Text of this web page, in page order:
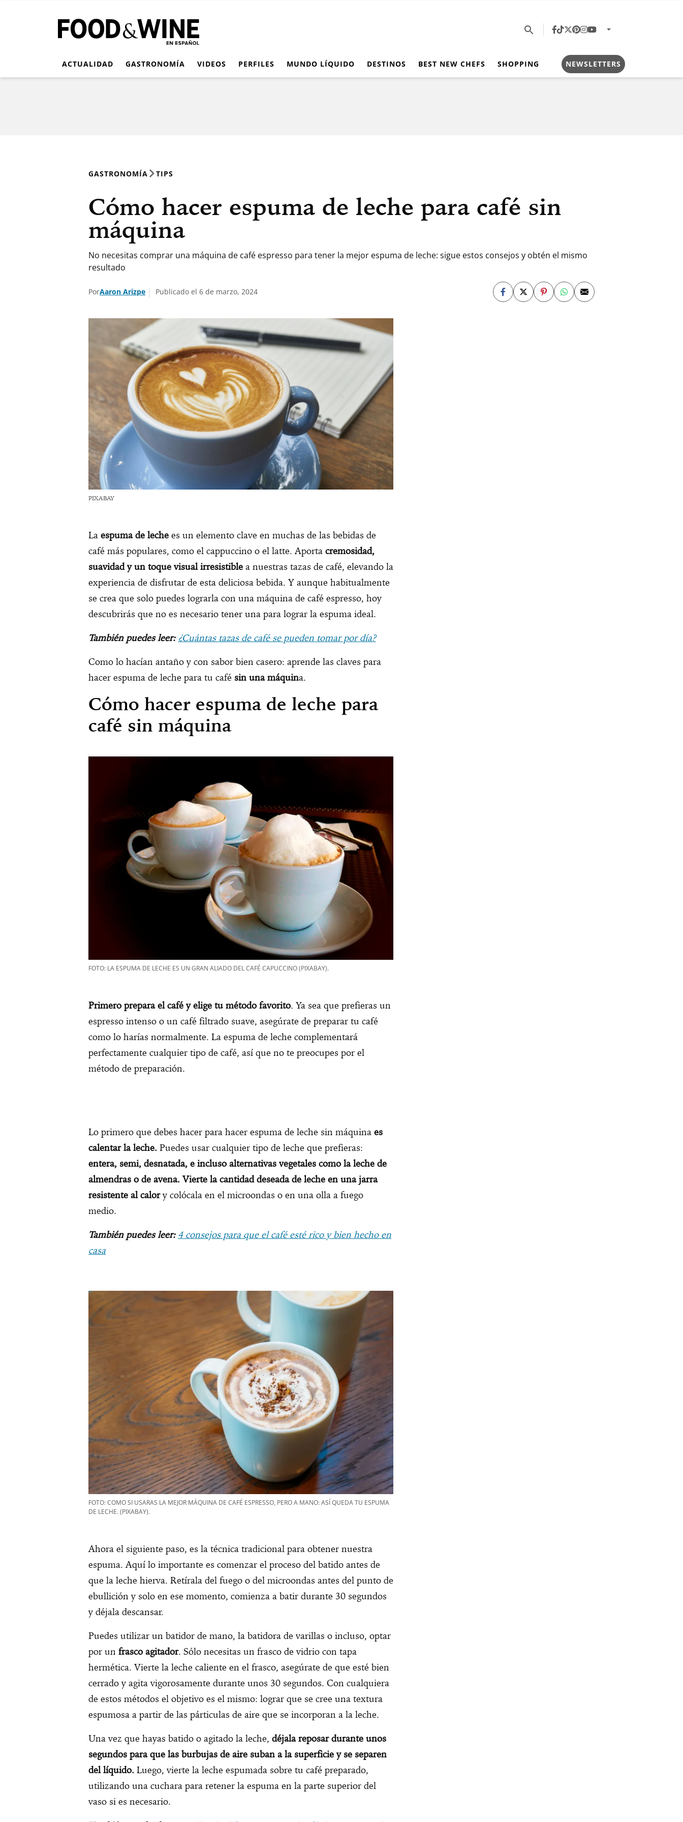
ACTUALIDAD GASTRONOMÍA VIDEOS PERFILES MUNDO LÍQUIDO DESTINOS BEST NEW CHEFS SHOPPING NEWSLETTERS
GASTRONOMÍA TIPS
Cómo hacer espuma de leche para café sin
máquina
No necesitas comprar una máquina de café espresso para tener la mejor espuma de leche: sigue estos consejos y obtén el mismo
resultado
PorAaron Arizpe Publicado el 6 de marzo, 2024
PIXABAY
La espuma de leche es un elemento clave en muchas de las bebidas de
café más populares, como el cappuccino o el latte. Aporta cremosidad,
suavidad y un toque visual irresistible a nuestras tazas de café, elevando la
experiencia de disfrutar de esta deliciosa bebida. Y aunque habitualmente
se crea que solo puedes lograrla con una máquina de café espresso, hoy
descubrirás que no es necesario tener una para lograr la espuma ideal.
También puedes leer: ¿Cuántas tazas de café se pueden tomar por día?
Como lo hacían antaño y con sabor bien casero: aprende las claves para
hacer espuma de leche para tu café sin una máquina.
Cómo hacer espuma de leche para
café sin máquina
FOTO: LA ESPUMA DE LECHE ES UN GRAN ALIADO DEL CAFÉ CAPUCCINO (PIXABAY).
Primero prepara el café y elige tu método favorito. Ya sea que prefieras un
espresso intenso o un café filtrado suave, asegúrate de preparar tu café
como lo harías normalmente. La espuma de leche complementará
perfectamente cualquier tipo de café, así que no te preocupes por el
método de preparación.
Lo primero que debes hacer para hacer espuma de leche sin máquina es
calentar la leche. Puedes usar cualquier tipo de leche que prefieras:
entera, semi, desnatada, e incluso alternativas vegetales como la leche de
almendras o de avena. Vierte la cantidad deseada de leche en una jarra
resistente al calory colócala en el microondas o en una olla a fuego
medio.
También puedes leer: 4 consejos para que el café esté rico y bien hecho en
casa
FOTO: COMO SI USARAS LA MEJOR MÁQUINA DE CAFÉ ESPRESSO, PERO A MANO: ASÍ QUEDA TU ESPUMA
DE LECHE. (PIXABAY).
Ahora el siguiente paso, es la técnica tradicional para obtener nuestra
espuma. Aquí lo importante es comenzar el proceso del batido antes de
que la leche hierva. Retírala del fuego o del microondas antes del punto de
ebullición y solo en ese momento, comienza a batir durante 30 segundos
y déjala descansar.
Puedes utilizar un batidor de mano, la batidora de varillas o incluso, optar
por un frasco agitador. Sólo necesitas un frasco de vidrio con tapa
hermética. Vierte la leche caliente en el frasco, asegúrate de que esté bien
cerrado y agita vigorosamente durante unos 30 segundos. Con cualquiera
de estos métodos el objetivo es el mismo: lograr que se cree una textura
espumosa a partir de las párticulas de aire que se incorporan a la leche.
Una vez que hayas batido o agitado la leche, déjala reposar durante unos
segundos para que las burbujas de aire suban a la superficie y se separen
del líquido. Luego, vierte la leche espumada sobre tu café preparado,
utilizando una cuchara para retener la espuma en la parte superior del
vaso si es necesario.